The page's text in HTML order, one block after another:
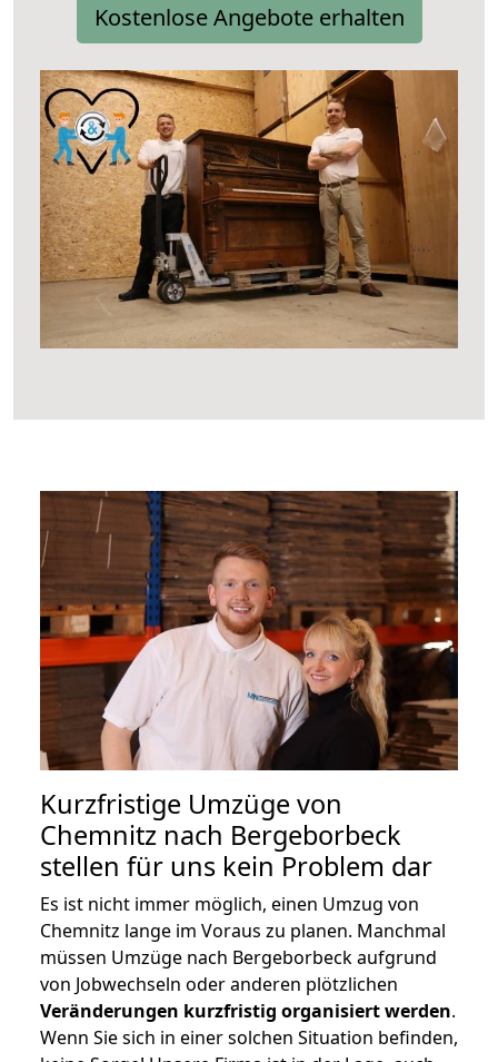
Kostenlose Angebote erhalten
Kurzfristige Umzüge von
Chemnitz nach Bergeborbeck
stellen für uns kein Problem dar
Es ist nicht immer möglich, einen Umzug von
Chemnitz lange im Voraus zu planen. Manchmal
müssen Umzüge nach Bergeborbeck aufgrund
von Jobwechseln oder anderen plötzlichen
Veränderungen kurzfristig organisiert werden.
Wenn Sie sich in einer solchen Situation befinden,